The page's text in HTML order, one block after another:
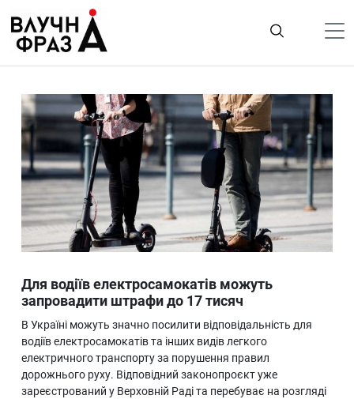
содержимому
Гроші
Життя
Лайфстайл
ТехноНаука
Людина
Ukraine
Про нас
Для водіїв електросамокатів можуть
запровадити штрафи до 17 тисяч
В Україні можуть значно посилити відповідальність для
водіїв електросамокатів та інших видів легкого
електричного транспорту за порушення правил
дорожнього руху. Відповідний законопроєкт уже
зареєстрований у Верховній Раді та перебуває на розгляді